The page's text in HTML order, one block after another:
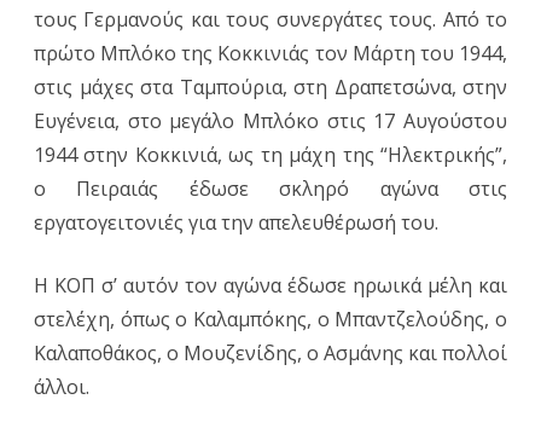
τους Γερμανούς και τους συνεργάτες τους. Από το
πρώτο Μπλόκο της Κοκκινιάς τον Μάρτη του 1944,
στις μάχες στα Ταμπούρια, στη Δραπετσώνα, στην
Ευγένεια, στο μεγάλο Μπλόκο στις 17 Αυγούστου
1944 στην Κοκκινιά, ως τη μάχη της “Ηλεκτρικής”,
ο Πειραιάς έδωσε σκληρό αγώνα στις
εργατογειτονιές για την απελευθέρωσή του.
Η ΚΟΠ σ’ αυτόν τον αγώνα έδωσε ηρωικά μέλη και
στελέχη, όπως ο Καλαμπόκης, ο Μπαντζελούδης, ο
Καλαποθάκος, ο Μουζενίδης, ο Ασμάνης και πολλοί
άλλοι.